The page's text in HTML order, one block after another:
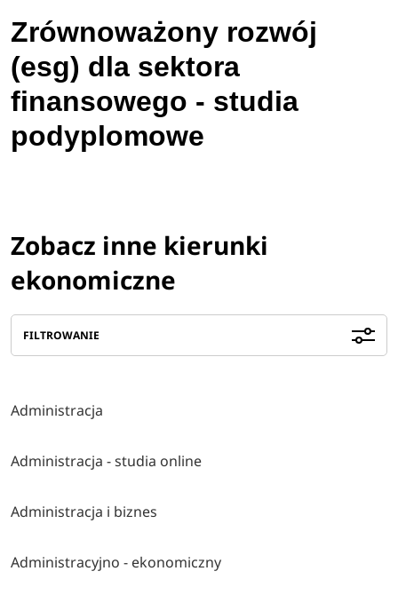
Zrównoważony rozwój
(esg) dla sektora
finansowego - studia
podyplomowe
Zobacz inne kierunki
ekonomiczne
FILTROWANIE
Administracja
Administracja - studia online
Administracja i biznes
Administracyjno - ekonomiczny